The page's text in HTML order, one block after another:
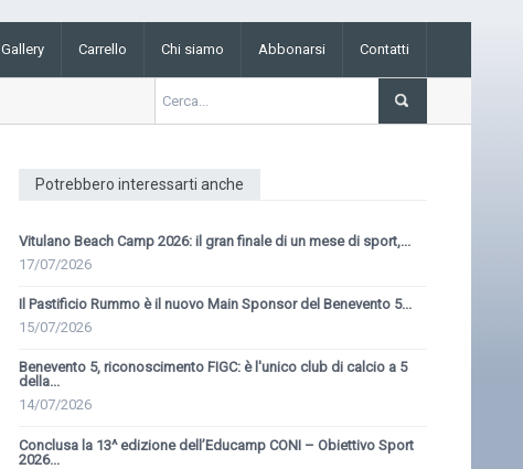
Gallery Carrello Chi siamo Abbonarsi Contatti
Potrebbero interessarti anche
Vitulano Beach Camp 2026: il gran finale di un mese di sport,...
17/07/2026
Il Pastificio Rummo è il nuovo Main Sponsor del Benevento 5...
15/07/2026
Benevento 5, riconoscimento FIGC: è l'unico club di calcio a 5
della...
14/07/2026
Conclusa la 13^ edizione dell’Educamp CONI – Obiettivo Sport
2026...